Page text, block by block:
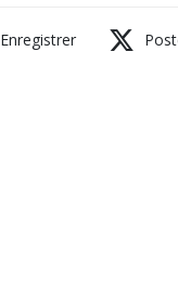
Enregistrer